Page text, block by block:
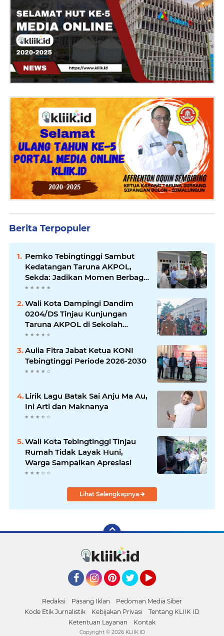
Berita Terpopuler
Pemko Tebingtinggi Sambut
Kedatangan Taruna AKPOL,
Sekda: Jadikan Momen Berbagi
Ilmu
Wali Kota Dampingi Dandim
0204/DS Tinjau Kunjungan
Taruna AKPOL di Sekolah
Rakyat Tebingtinggi
Aulia Fitra Jabat Ketua KONI
Tebingtinggi Periode 2026-2030
Lirik Lagu Batak Sai Anju Ma Au,
Ini Arti dan Maknanya
Wali Kota Tebingtinggi Tinjau
Rumah Tidak Layak Huni,
Warga Sampaikan Apresiasi
Lihat Selengkapnya
Redaksi Pasang Iklan
Pedoman Media Siber
Kode Etik Jurnalistik
Kebijakan Privasi
Tentang KLIIK ID
Ketentuan Layanan
Kontak
Copyright © 2026 KLIIK.ID